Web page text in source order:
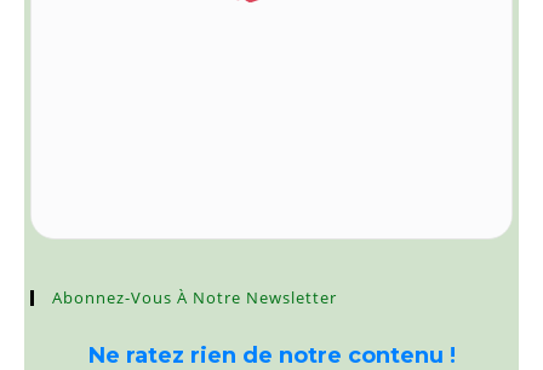
Abonnez-Vous À Notre Newsletter
Ne ratez rien de notre contenu !